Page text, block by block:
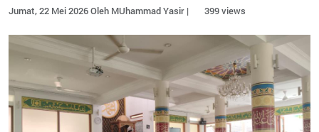
Jumat, 22 Mei 2026 Oleh MUhammad Yasir | 399 views